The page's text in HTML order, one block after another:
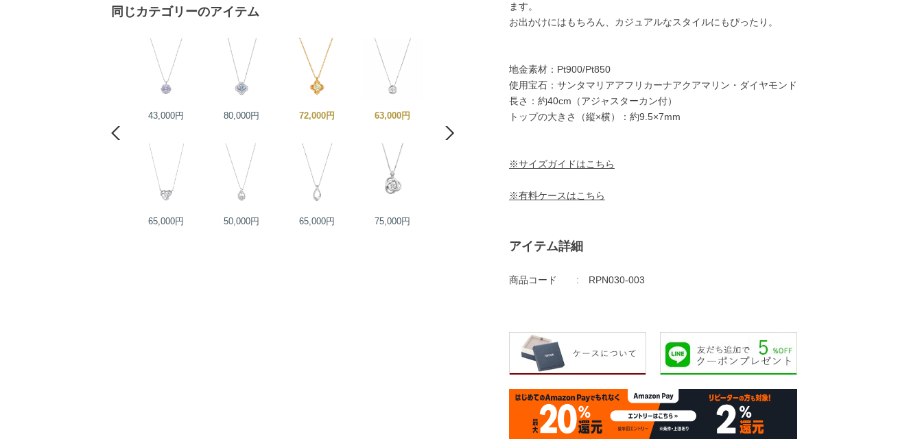
同じカテゴリーのアイテム
43,000円 80,000円 72,000円 63,000円
65,000円 50,000円 65,000円 75,000円
80,000円 65,000円 80,000円
ます。
お出かけにはもちろん、カジュアルなスタイルにもぴったり。
地金素材：Pt900/Pt850
使用宝石：サンタマリアアフリカーナアクアマリン・ダイヤモンド
長さ：約40cm（アジャスターカン付）
トップの大きさ（縦×横）：約9.5×7mm
※サイズガイドはこちら
※有料ケースはこちら
アイテム詳細
商品コード RPN030-003